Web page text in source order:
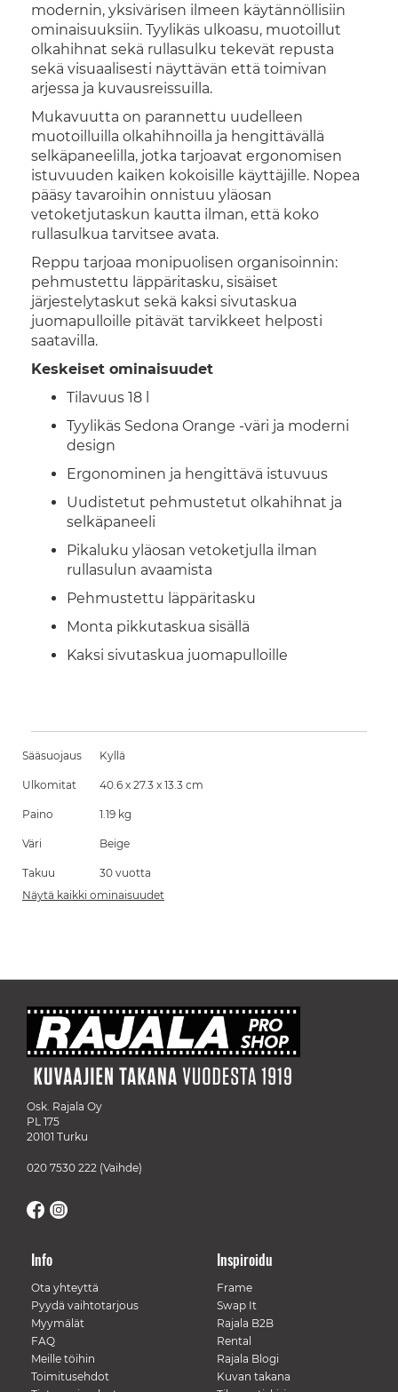
modernin, yksivärisen ilmeen käytännöllisiin
ominaisuuksiin. Tyylikäs ulkoasu, muotoillut
olkahihnat sekä rullasulku tekevät repusta
sekä visuaalisesti näyttävän että toimivan
arjessa ja kuvausreissuilla.
Mukavuutta on parannettu uudelleen
muotoilluilla olkahihnoilla ja hengittävällä
selkäpaneelilla, jotka tarjoavat ergonomisen
istuvuuden kaiken kokoisille käyttäjille. Nopea
pääsy tavaroihin onnistuu yläosan
vetoketjutaskun kautta ilman, että koko
rullasulkua tarvitsee avata.
Reppu tarjoaa monipuolisen organisoinnin:
pehmustettu läppäritasku, sisäiset
järjestelytaskut sekä kaksi sivutaskua
juomapulloille pitävät tarvikkeet helposti
saatavilla.
Keskeiset ominaisuudet
Tilavuus 18 l
Tyylikäs Sedona Orange -väri ja moderni
design
Ergonominen ja hengittävä istuvuus
Uudistetut pehmustetut olkahihnat ja
selkäpaneeli
Pikaluku yläosan vetoketjulla ilman
rullasulun avaamista
Pehmustettu läppäritasku
Monta pikkutaskua sisällä
Kaksi sivutaskua juomapulloille
Sääsuojaus Kyllä
Ulkomitat 40.6 x 27.3 x 13.3 cm
Paino 1.19 kg
Väri Beige
Takuu
30 vuotta
Näytä kaikki ominaisuudet
Osk. Rajala Oy
PL 175
20101 Turku
020 7530 222 (Vaihde)
Info
Ota yhteyttä
Pyydä vaihtotarjous
Myymälät
FAQ
Meille töihin
Toimitusehdot
Inspiroidu
Frame
Swap It
Rajala B2B
Rental
Rajala Blogi
Kuvan takana